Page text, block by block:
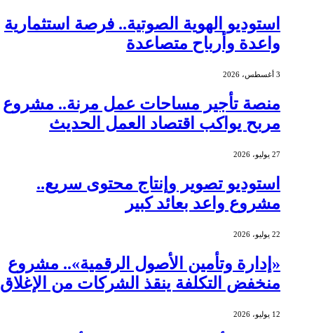
استوديو الهوية الصوتية.. فرصة استثمارية
واعدة وأرباح متصاعدة
3 أغسطس، 2026
منصة تأجير مساحات عمل مرنة.. مشروع
مربح يواكب اقتصاد العمل الحديث
27 يوليو، 2026
استوديو تصوير وإنتاج محتوى سريع..
مشروع واعد بعائد كبير
22 يوليو، 2026
«إدارة وتأمين الأصول الرقمية».. مشروع
منخفض التكلفة ينقذ الشركات من الإغلاق
12 يوليو، 2026